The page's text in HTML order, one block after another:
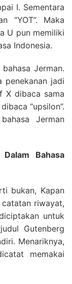
I. Sementara
“YOT”. Maka
U pun memiliki
Indonesia.
Jerman.
penekanan jadi
X dibaca sama
“upsilon”.
Jerman
Bahasa
bukan, Kapan
riwayat,
untuk
Gutenberg
Menariknya,
memakai